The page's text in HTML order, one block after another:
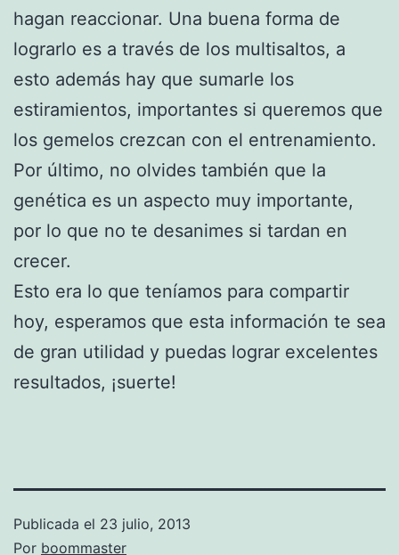
hagan reaccionar. Una buena forma de
lograrlo es a través de los multisaltos, a
esto además hay que sumarle los
estiramientos, importantes si queremos que
los gemelos crezcan con el entrenamiento.
Por último, no olvides también que la
genética es un aspecto muy importante,
por lo que no te desanimes si tardan en
crecer.
Esto era lo que teníamos para compartir
hoy, esperamos que esta información te sea
de gran utilidad y puedas lograr excelentes
resultados, ¡suerte!
Publicada el 23 julio, 2013
Por boommaster